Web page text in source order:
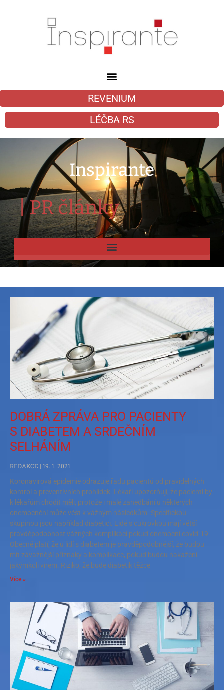
REVENIUM
LÉČBA RS
Inspirante
|PR články
DOBRÁ ZPRÁVA PRO PACIENTY
S DIABETEM A SRDEČNÍM
SELHÁNÍM
REDAKCE
19. 1. 2021
Koronavirová epidemie odrazuje řadu pacientů od pravidelných
kontrol a preventivních prohlídek. Lékaři upozorňují, že pacienti by
k lékařům chodit měli, protože i malé zanedbání u některých
onemocnění může vést k vážným následkům. Specifickou
skupinou jsou například diabetici. Lidé s cukrovkou mají větší
pravděpodobnost vážných komplikací pokud onemocní covid-19.
Obecně platí, že u lidí s diabetem je pravděpodobnější, že budou
mít závažnější příznaky a komplikace, pokud budou nakažení
jakýmkoli virem. Riziko, že bude diabetik těžce
Více »